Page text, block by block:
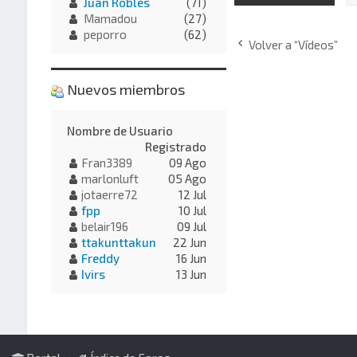
Volver a “Vídeos”
Mamadou
(27)
peporro
(62)
Nuevos miembros
Nombre de Usuario
Registrado
Fran3389
09 Ago
marlonluft
05 Ago
jotaerre72
12 Jul
fpp
10 Jul
belair196
09 Jul
ttakunttakun
22 Jun
Freddy
16 Jun
Ivirs
13 Jun